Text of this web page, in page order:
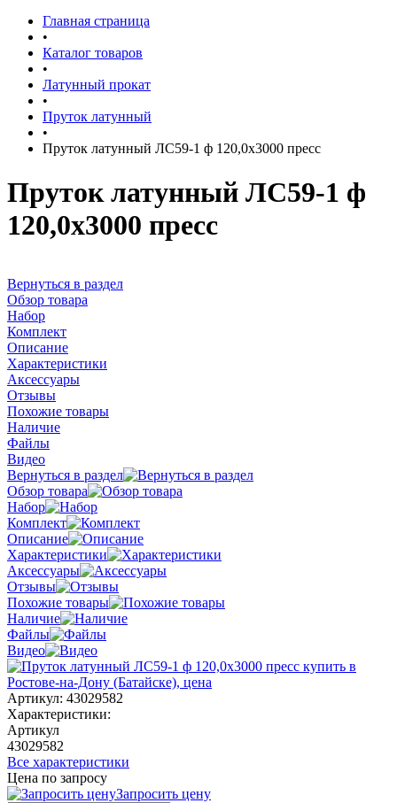
Главная страница
•
Каталог товаров
•
Латунный прокат
•
Пруток латунный
•
Пруток латунный ЛС59-1 ф 120,0х3000 пресс
Пруток латунный ЛС59-1 ф
120,0х3000 пресс
Вернуться в раздел
Обзор товара
Набор
Комплект
Описание
Характеристики
Аксессуары
Отзывы
Похожие товары
Наличие
Файлы
Видео
Вернуться в раздел
Обзор товара
Набор
Комплект
Описание
Характеристики
Аксессуары
Отзывы
Похожие товары
Наличие
Файлы
Видео
Артикул: 43029582
Характеристики:
Артикул
43029582
Все характеристики
Цена по запросу
Запросить цену